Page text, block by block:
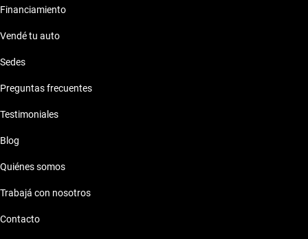
Financiamiento
Vendé tu auto
Sedes
Preguntas frecuentes
Testimoniales
Blog
Quiénes somos
Trabajá con nosotros
Contacto